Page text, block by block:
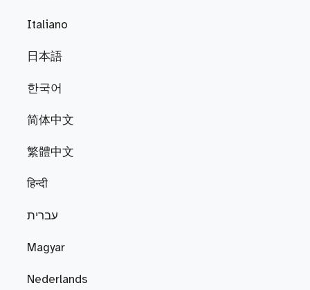
Italiano
日本語
한국어
简体中文
繁體中文
हिन्दी
עברית
Magyar
Nederlands